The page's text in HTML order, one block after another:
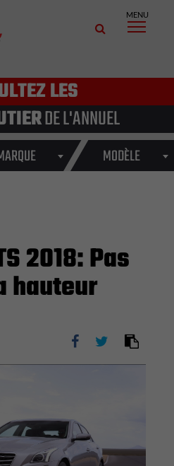
MENU
LES
DE L'ANNUEL
MODÈLE
2018: Pas
hauteur